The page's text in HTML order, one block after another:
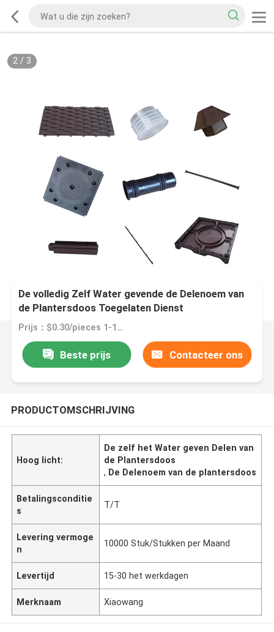
2/ 3
De volledig Zelf Water gevende de Delenoem van
de Plantersdoos Toegelaten Dienst
Prijs：$0.30/pieces 1-199 pieces
Beste prijs Contacteer ons
PRODUCTOMSCHRIJVING
Hoog licht:
De zelf het Water geven Delen van
de Plantersdoos
, De Delenoem van de plantersdoos
Betalingsconditie
s
T/T
Levering vermoge
n
10000 Stuk/Stukken per Maand
Levertijd 15-30 het werkdagen
Merknaam Xiaowang